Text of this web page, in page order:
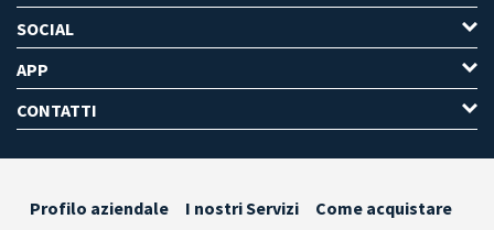
SOCIAL
APP
CONTATTI
Profilo aziendale I nostri Servizi
Come acquistare